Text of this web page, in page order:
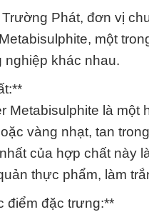
Phát, đơn vị
một
nghiệp khác nhau.
Metabisulphite là
vàng nhạt, tan
của hợp chất này
thực phẩm, làm
điểm đặc trưng:**